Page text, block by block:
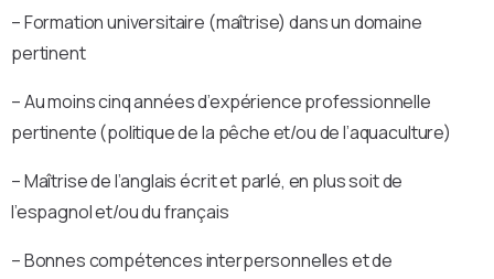
– Formation universitaire (maîtrise) dans un domaine
pertinent
– Au moins cinq années d’expérience professionnelle
pertinente (politique de la pêche et/ou de l’aquaculture)
– Maîtrise de l’anglais écrit et parlé, en plus soit de
l’espagnol et/ou du français
– Bonnes compétences interpersonnelles et de